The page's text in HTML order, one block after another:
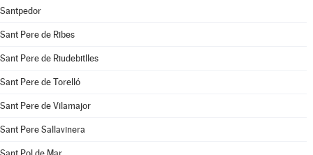
Santpedor
Sant Pere de Ribes
Sant Pere de Riudebitlles
Sant Pere de Torelló
Sant Pere de Vilamajor
Sant Pere Sallavinera